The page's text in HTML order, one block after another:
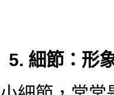
5. 細節：形